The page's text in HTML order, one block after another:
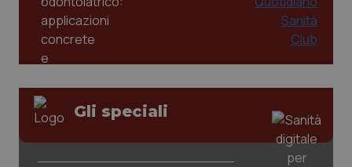
Gli speciali
www.quotidianosanita.it